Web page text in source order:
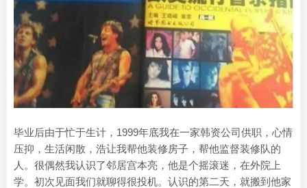
毕业后由于忙于生计，1999年底我在一家韩资公司供职，心情
压抑，生活闲散，浩让我帮他装修房子，帮他监督装修队的
人。很偶然我认识了邻居宫本亮，他是个摇滚迷，在外院上
学。初次见面我们就聊得很投机。认识的第二天，就搬到他家